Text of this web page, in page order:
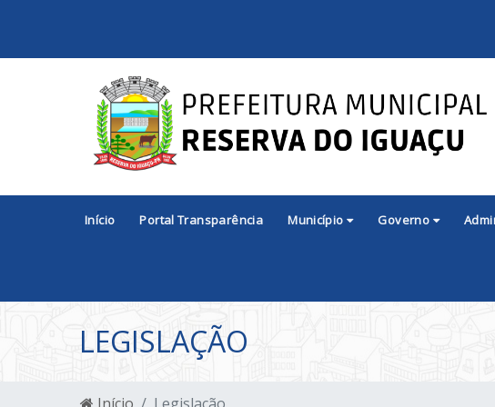
Início Portal Transparência Município Governo
LEGISLAÇÃO
Início Legislação